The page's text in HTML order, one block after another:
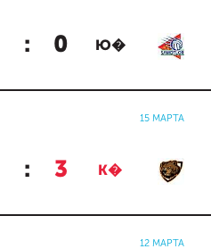
: 0 Ю�
15 МАРТА
: 3 К�
12 МАРТА